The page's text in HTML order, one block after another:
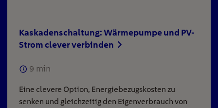
Kaskadenschaltung: Wärmepumpe und PV-
Strom clever verbinden
9 min
Eine clevere Option, Energiebezugskosten zu
senken und gleichzeitig den Eigenverbrauch von